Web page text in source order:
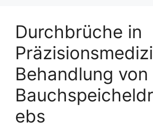
Durchbrüche in
Behandlung von
ebs